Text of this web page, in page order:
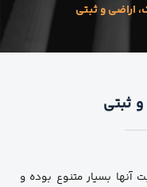
اراضی و ثبتی
ثبتی
آنها بسیار متنوع بوده و